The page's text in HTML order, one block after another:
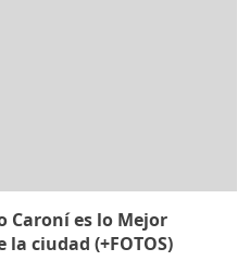
Caroní es lo Mejor
ciudad (+FOTOS)